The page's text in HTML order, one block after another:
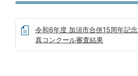
令和6年度 加須市合併15周年記
真コンクール審査結果